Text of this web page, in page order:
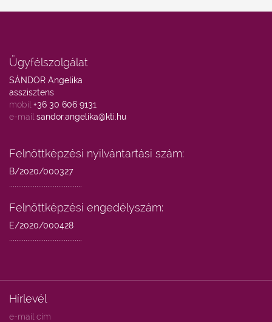
Ügyfélszolgálat
SÁNDOR Angelika
asszisztens
mobil +36 30 606 9131
e-mail sandor.angelika@kti.hu
Felnőttképzési nyilvántartási szám:
B/2020/000327
Felnőttképzési engedélyszám:
E/2020/000428
Hírlevél
e-mail cím